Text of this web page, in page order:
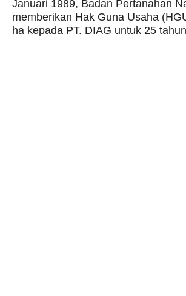
Januari 1989, Badan Pertanahan
memberikan Hak Guna Usaha
ha kepada PT. DIAG untuk 25